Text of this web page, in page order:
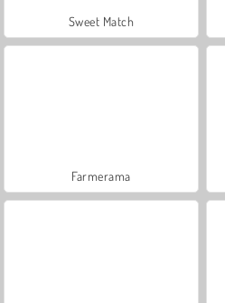
Sweet Match
Farmerama